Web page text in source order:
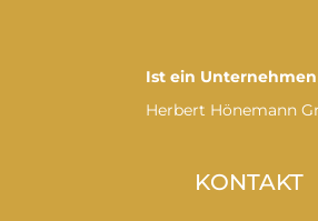
Ist ein
Herbert Hönemann
KONTAKT